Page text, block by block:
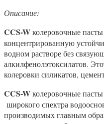
Описание:
CCS-Wколеровочные
концентрированную
водном растворе без
алкилфенолэтоксилатов.
колеровки силикатов,
CCS-Wколеровочные
широкого спектра
производимых главным